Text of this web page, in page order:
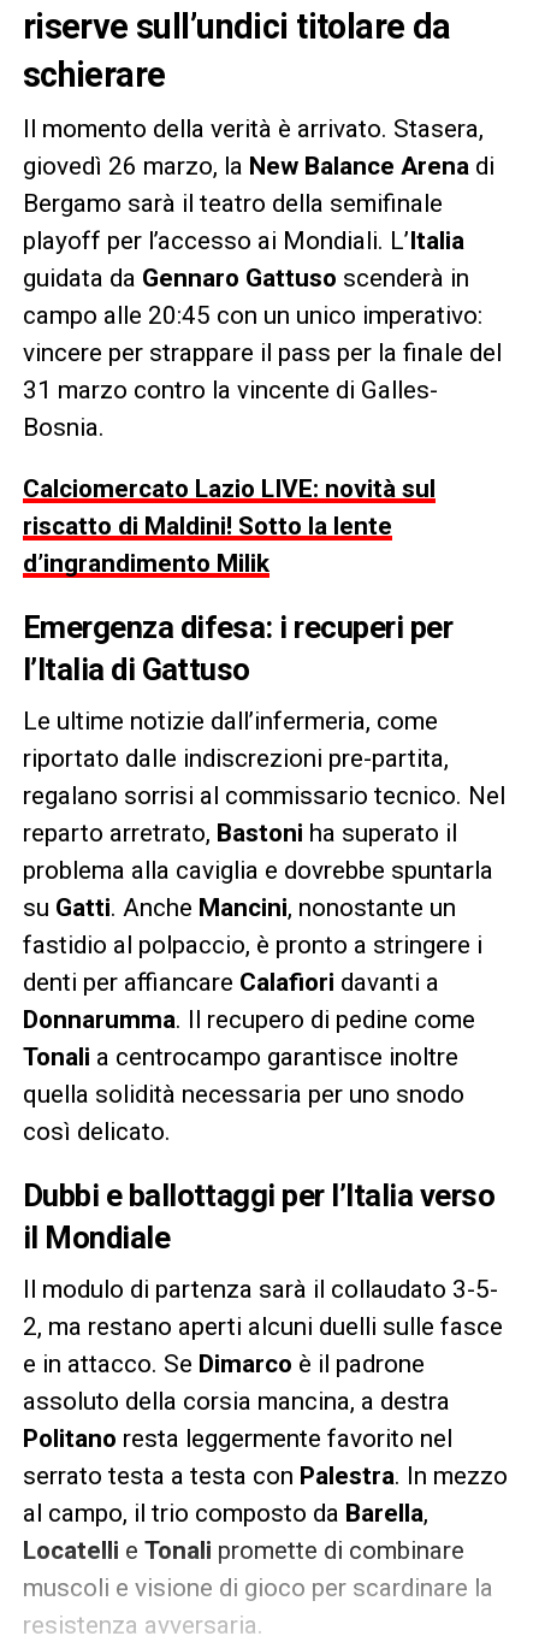
riserve sull’undici titolare da
schierare
Il momento della verità è arrivato. Stasera,
giovedì 26 marzo, la New Balance Arenadi
Bergamo sarà il teatro della semifinale
playoff per l’accesso ai Mondiali. L’Italia
guidata da Gennaro Gattuso scenderà in
campo alle 20:45 con un unico imperativo:
vincere per strappare il pass per la finale del
31 marzo contro la vincente di Galles-
Bosnia.
Calciomercato Lazio LIVE: novità sul
riscatto di Maldini! Sotto la lente
d’ingrandimento Milik
Emergenza difesa: i recuperi per
l’Italia di Gattuso
Le ultime notizie dall’infermeria, come
riportato dalle indiscrezioni pre-partita,
regalano sorrisi al commissario tecnico. Nel
reparto arretrato, Bastoni ha superato il
problema alla caviglia e dovrebbe spuntarla
su Gatti. Anche Mancini, nonostante un
fastidio al polpaccio, è pronto a stringere i
denti per affiancare Calafiori davanti a
Donnarumma. Il recupero di pedine come
Tonali a centrocampo garantisce inoltre
quella solidità necessaria per uno snodo
così delicato.
Dubbi e ballottaggi per l’Italia verso
il Mondiale
Il modulo di partenza sarà il collaudato 3-5-
2, ma restano aperti alcuni duelli sulle fasce
e in attacco. Se Dimarco è il padrone
assoluto della corsia mancina, a destra
Politano resta leggermente favorito nel
serrato testa a testa con Palestra. In mezzo
al campo, il trio composto da Barella,
Locatelli e Tonali promette di combinare
muscoli e visione di gioco per scardinare la
resistenza avversaria.